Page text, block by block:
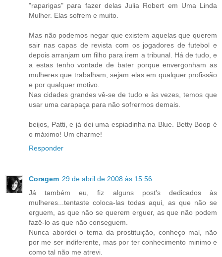
"raparigas" para fazer delas Julia Robert em Uma Linda
Mulher. Elas sofrem e muito.
Mas não podemos negar que existem aquelas que querem
sair nas capas de revista com os jogadores de futebol e
depois arranjam um filho para irem a tribunal. Há de tudo, e
a estas tenho vontade de bater porque envergonham as
mulheres que trabalham, sejam elas em qualquer profissão
e por qualquer motivo.
Nas cidades grandes vê-se de tudo e às vezes, temos que
usar uma carapaça para não sofrermos demais.
beijos, Patti, e já dei uma espiadinha na Blue. Betty Boop é
o máximo! Um charme!
Responder
Coragem 29 de abril de 2008 às 15:56
Já também eu, fiz alguns post's dedicados às
mulheres...tentaste coloca-las todas aqui, as que não se
erguem, as que não se querem erguer, as que não podem
fazê-lo as que não conseguem.
Nunca abordei o tema da prostituição, conheço mal, não
por me ser indiferente, mas por ter conhecimento minimo e
como tal não me atrevi.